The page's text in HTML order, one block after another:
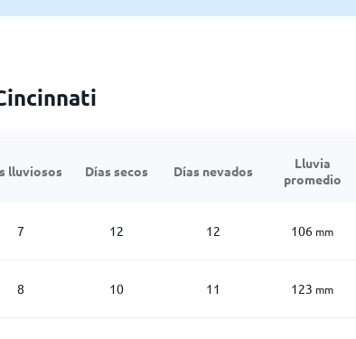
lluviosos Días secos Días nevados
Lluvia
promedio
7 12 12 106 mm
8 10 11 123 mm